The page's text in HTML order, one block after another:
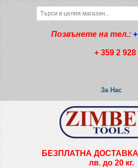
Позвънете на тел.:
+ 359 2 928
За Нас
БЕЗПЛАТНА ДОСТАВКА
лв. до 20 кг.